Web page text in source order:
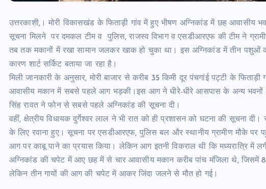
उत्तरकाशी,। मोरी विकासखंड के फिताड़ी गांव में हुए भीषण अग्निकांड में छह
सूचना मिलने पर दमकल टीम व पुलिस, राजस्व विभाग व एसडीआरएफ की टीम ने
तब तक मकानों में रखा सामान जलकर खाक हो चुका था। इस अग्निकांड में तीन
कारण शार्ट सर्किट बताया जा रहा है।
मिली जानकारी के अनुसार, मोरी बाजार से करीब 35 किमी दूर पंचगांई पट्टी के
आवासीय मकान में सबसे पहले आग भड़की।इस आग ने धीरे-धीरे आसपास के अन्य भवनों
सिंह रावत ने फोन से सबसे पहले अग्निकांड की सूचना दी।
वहीं, क्षेत्रीय विधायक दुर्गेश्वर लाल ने भी रात को ही प्रशासन को घटना की सूचना
के लिए रवाना हुए। सूचना पर एसडीआरएफ, पुलिस बल और स्थानीय ग्रामीण मौके पर
आग पर काबू पाने का प्रयास किया। लेकिन आग इतनी विकराल थी कि मध्यरात्रि में
अग्निकांड की चपेट में आए छह में से चार आवासीय मकान करीब पांच मंजिला थे, जिसमें 8
लेकिन तीन गायों की आग की चपेट में आकर जिंदा जलने से मौत हो गई।